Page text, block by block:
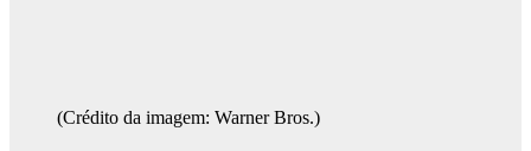
(Crédito da imagem: Warner Bros.)